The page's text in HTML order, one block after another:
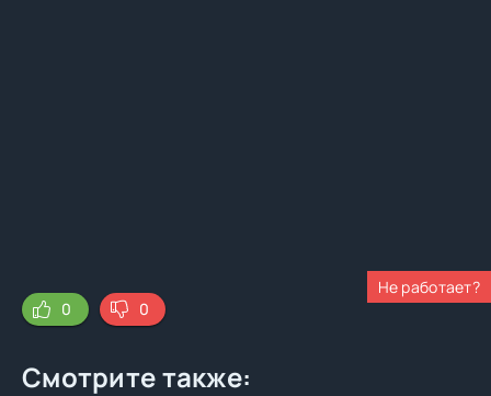
Не работает?
0
0
Смотрите также: